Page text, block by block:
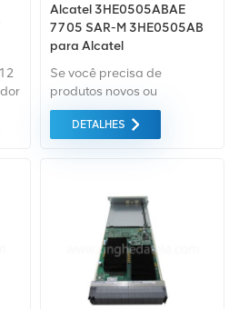
Alcatel 3HE0505ABAE
7705 SAR-M 3HE0505AB
para Alcatel
Se você precisa de
produtos novos ou
renovados, leva em
consideração garantia
são fornecidos ao melhor
DETALHES